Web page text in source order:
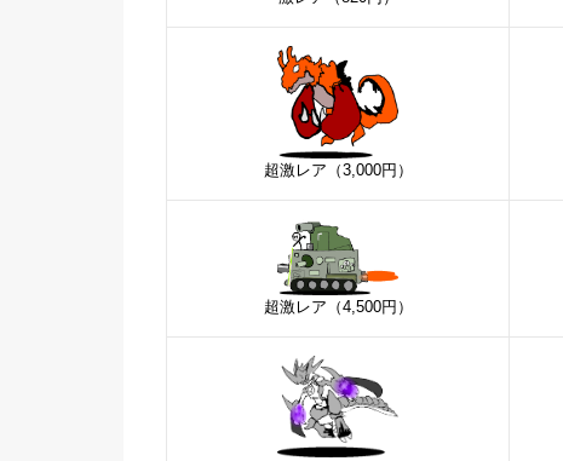
超激レア（3,000円）
超激レア（4,500円）